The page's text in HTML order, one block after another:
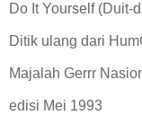
Do It Yourself (Duit-
Ditik ulang dari
Majalah Gerrr
edisi Mei 1993